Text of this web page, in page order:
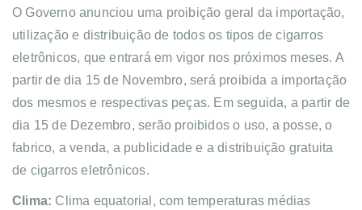
O Governo anunciou uma proibição geral da importação,
utilização e distribuição de todos os tipos de cigarros
eletrônicos, que entrará em vigor nos próximos meses. A
partir de dia 15 de Novembro, será proibida a importação
dos mesmos e respectivas peças. Em seguida, a partir de
dia 15 de Dezembro, serão proibidos o uso, a posse, o
fabrico, a venda, a publicidade e a distribuição gratuita
de cigarros eletrônicos.
Clima: Clima equatorial, com temperaturas médias